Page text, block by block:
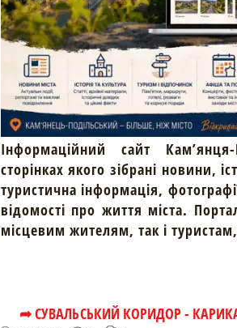
Інформаційний сайт
сторінках якого зібрані новини,
туристична інформація,
відомості про життя міста.
місцевим жителям, так і
➦ СУВАЛЬСЬКИЙ КОРИДОР -